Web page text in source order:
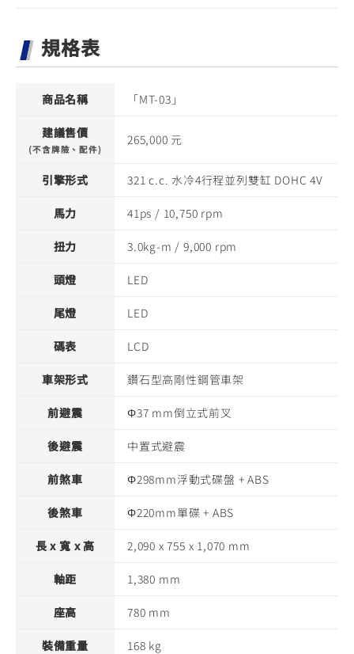
規格表
商品名稱 「MT-03」
建議售價
(不含牌險、配件)
265,000 元
引擎形式 321 c.c. 水冷4行程並列雙缸 DOHC 4V
馬力 41ps / 10,750 rpm
扭力 3.0kg-m / 9,000 rpm
頭燈 LED
尾燈 LED
碼表 LCD
車架形式 鑽石型高剛性鋼管車架
前避震 Φ37 mm倒立式前叉
後避震 中置式避震
前煞車 Φ298mm浮動式碟盤 + ABS
後煞車 Φ220mm單碟 + ABS
長 x 寬 x 高 2,090 x 755 x 1,070 mm
軸距 1,380 mm
座高 780 mm
裝備重量 168 kg